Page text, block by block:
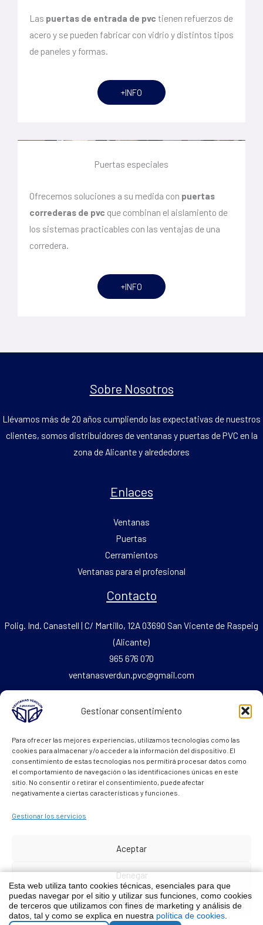
Gestionar consentimiento
Para ofrecer las mejores experiencias, utilizamos tecnologías como las
cookies para almacenar y/o acceder a la información del dispositivo. El
consentimiento de estas tecnologías nos permitirá procesar datos como
el comportamiento de navegación o las identificaciones únicas en este
sitio. No consentir o retirar el consentimiento, puede afectar
negativamente a ciertas características y funciones.
Gestionar los servicios
Aceptar
Denegar
Ver preferencias
Las puertas de entrada de pvc tienen refuerzos de
acero y se pueden fabricar con vidrio y distintos tipos
de paneles y formas.
+INFO
Puertas especiales
Ofrecemos soluciones a su medida con puertas
correderas de pvc que combinan el aislamiento de
los sistemas practicables con las ventajas de una
corredera.
+INFO
Sobre Nosotros
Llévamos más de 20 años cumpliendo las expectativas de nuestros
clientes, somos distribuidores de ventanas y puertas de PVC en la
zona de Alicante y alrededores
Enlaces
Ventanas
Puertas
Cerramientos
Ventanas para el profesional
Contacto
Polig. Ind. Canastell | C/ Martillo, 12A 03690 San Vicente de Raspeig
(Alicante)
965 676 070
ventanasverdun.pvc@gmail.com
Fax: 965 676 069
Textos Legales
Aviso legal
Política de Cookies
Copyright © 2026 Distribuidor de Ventanas de Pvc en Alicante
Powered byinternetsinriesgos.es
Esta web utiliza tanto cookies técnicas, esenciales para que
puedas navegar por el sitio y utilizar sus funciones, como cookies
de terceros que utilizamos con fines de marketing y análisis de
datos, tal y como se explica en nuestra política de cookies